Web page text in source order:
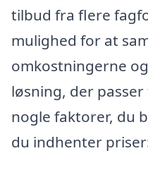
tilbud fra flere
mulighed for at
omkostningerne
løsning, der
nogle faktorer, du
du indhenter